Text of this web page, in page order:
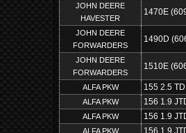
JOHN DEERE
HAVESTER
1470E
JOHN DEERE
FORWARDERS
1490D
JOHN DEERE
FORWARDERS
1510E
ALFA PKW 155 2.5 TD
ALFA PKW 156 1.9
ALFA PKW 156 1.9
ALFA PKW 156 1.9